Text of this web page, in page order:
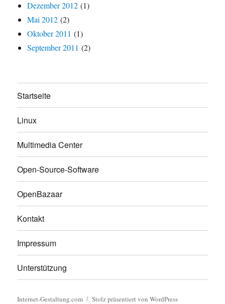
Dezember 2012 (1)
Mai 2012 (2)
Oktober 2011 (1)
September 2011 (2)
Startseite
Linux
Multimedia Center
Open-Source-Software
OpenBazaar
Kontakt
Impressum
Unterstützung
Internet-Gestaltung.com Stolz präsentiert von WordPress